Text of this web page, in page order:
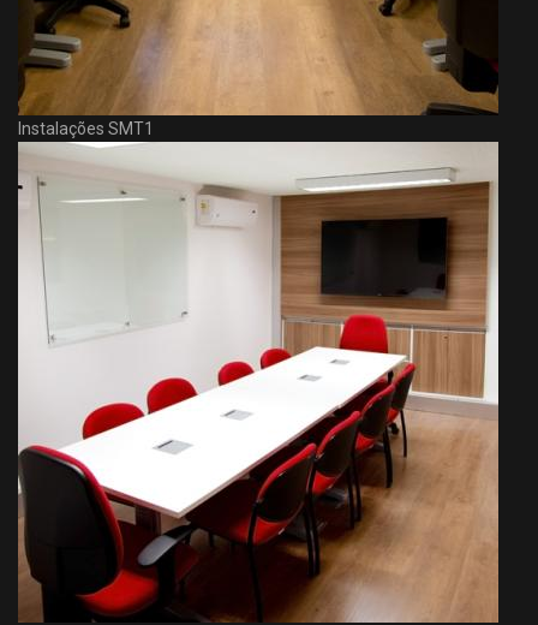
Instalações SMT1